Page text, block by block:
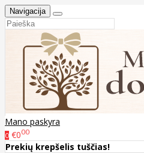
Navigacija
Mano paskyra
0 €000
Prekių krepšelis tuščias!